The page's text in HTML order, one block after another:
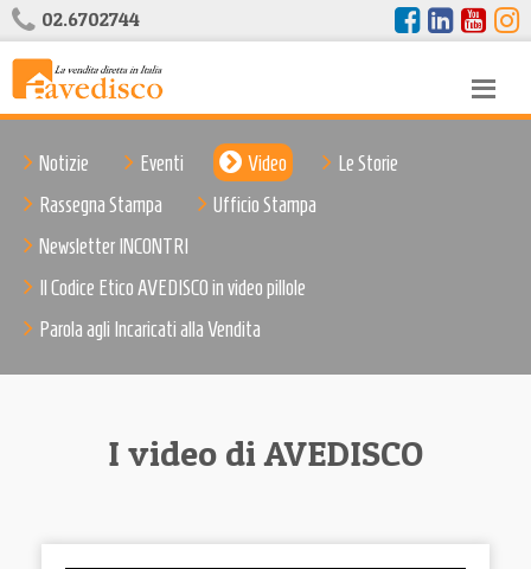
02.6702744
Notizie Eventi Video
Le Storie
Rassegna Stampa
Ufficio Stampa
Newsletter INCONTRI
Il Codice Etico AVEDISCO in video pillole
Parola agli Incaricati alla Vendita
I video di AVEDISCO